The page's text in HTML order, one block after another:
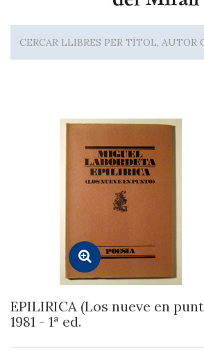
EPILIRICA (Los nueve en
1981 - 1ª ed.